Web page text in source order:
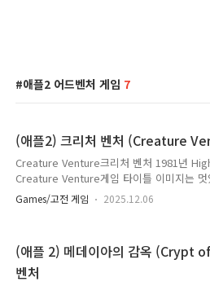
애플2 어드벤처 게임 7
(애플2) 크리처 벤처 (Creature
Creature Venture크리처 벤처 1981년
Creature Venture게임 타이틀 이미지는 멋
선과 점입니다. 이렇게 표현됩니다. (...)
https://en.wikipedia.org/wiki/
published by Highlands Computer
Games/고전 게임 2025.12.06
(애플 2) 메데이아의 감옥 (Crypt
벤처